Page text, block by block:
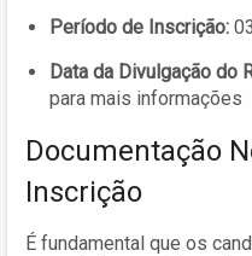
Período de Inscrição:
Data da Divulgação do
para mais informações
Documentação
Inscrição
É fundamental que os